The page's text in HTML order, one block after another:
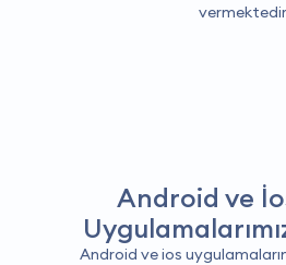
Android ve
Android ve ios